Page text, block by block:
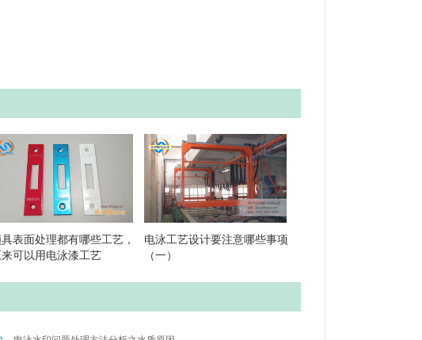
表面处理都有哪些工艺，
可以用电泳漆工艺
电泳工艺设计要注意哪些事项
（一）